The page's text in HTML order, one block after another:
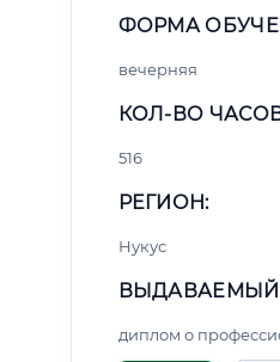
ФОРМА
вечерняя
КОЛ-ВО
516
РЕГИОН:
Нукус
ВЫДАВАЕМЫЙ
диплом о